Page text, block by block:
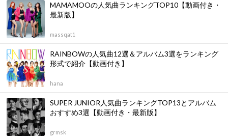
MAMAMOOの人気曲ランキングTOP10【動画付き・
最新版】
massqat1
RAINBOWの人気曲12選＆アルバム3選をランキング
形式で紹介【動画付き】
hana
SUPER JUNIOR人気曲ランキングTOP13とアルバム
おすすめ3選【動画付き・最新版】
grmsk